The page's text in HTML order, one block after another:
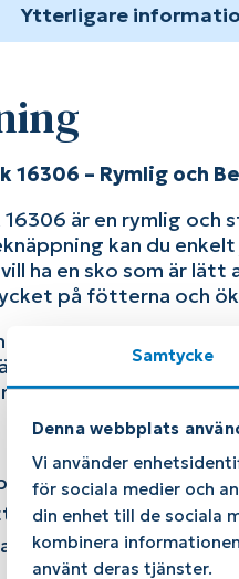
Samtycke
Denna webbplats
Vi använder
för sociala medier och
din enhet till de sociala
kombinera
använt deras tjänster.
Ytterligare
16306 – Rymlig och
16306 är en rymlig
kan du
ha en sko som är lätt
på fötterna och
ger dig
grepp på olika
och nubuckskinn
för att
gummisula som ger